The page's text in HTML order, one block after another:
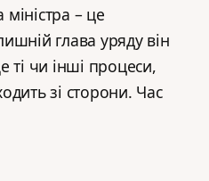
міністра – це
глава уряду він
ті чи інші процеси,
зі сторони. Час